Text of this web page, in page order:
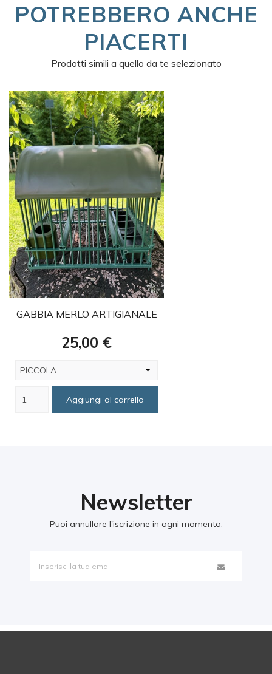
POTREBBERO ANCHE
PIACERTI
Prodotti simili a quello da te selezionato
favorite
GABBIA MERLO ARTIGIANALE
Prezzo
25,00 €
Aggiungi al carrello
Newsletter
Puoi annullare l'iscrizione in ogni momento.